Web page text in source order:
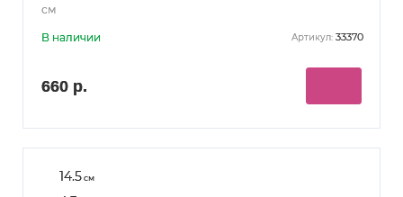
см
В наличии Артикул: 33370
660 р.
14.5см